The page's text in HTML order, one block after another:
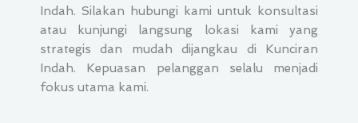
Indah. Silakan hubungi kami untuk konsultasi
atau kunjungi langsung lokasi kami yang
strategis dan mudah dijangkau di Kunciran
Indah. Kepuasan pelanggan selalu menjadi
fokus utama kami.